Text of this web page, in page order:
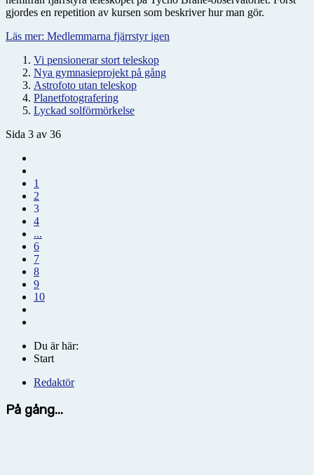
gjordes en repetition av kursen som beskriver hur man gör.
Läs mer: Medlemmarna fjärrstyr igen
Vi pensionerar stort teleskop
Nya gymnasieprojekt på gång
Astrofoto utan teleskop
Planetfotografering
Lyckad solförmörkelse
Sida 3 av 36
1
2
3
4
...
6
7
8
9
10
Du är här:
Start
Redaktör
På gång...